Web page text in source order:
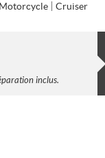
Cruiser
inclus.